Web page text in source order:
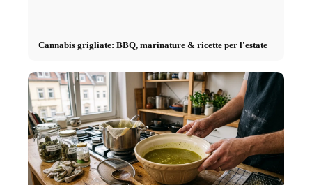
Cannabis grigliate: BBQ, marinature & ricette per l'estate